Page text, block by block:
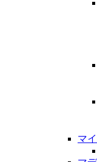
マ